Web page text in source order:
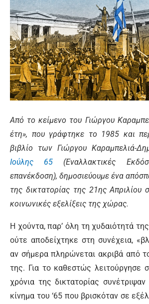
Από το κείμενο του Γιώργου
έτη», που γράφτηκε το 1985 και
βιβλίο των Γιώργου Καραμπελιά-
Ιούλης 65 (Εναλλακτικές
επανέκδοση), δημοσιεύουμε ένα
της δικτατορίας της 21ης Απριλίου
κοινωνικές εξελίξεις της χώρας.
Η χούντα, παρ’ όλη τη χυδαιότητά
ούτε αποδείχτηκε στη συνέχεια,
αν σήμερα πληρώνεται ακριβά από
της. Για το καθεστώς λειτούργησε
χρόνια της δικτατορίας
κίνημα του ‘65 που βρισκόταν σε